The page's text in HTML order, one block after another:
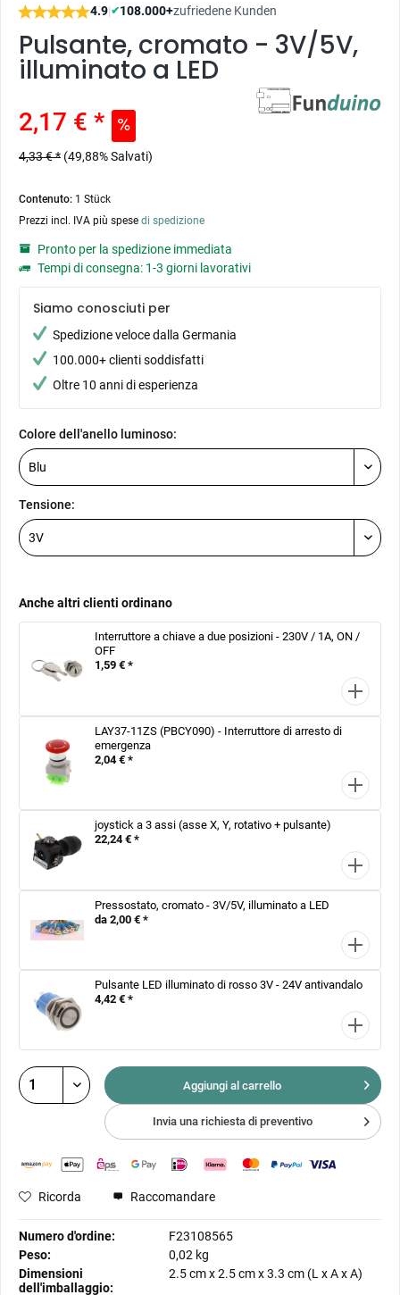
4.9|✔108.000+zufriedene Kunden
Pulsante, cromato - 3V/5V,
illuminato a LED
2,17 € *
4,33 € * (49,88% Salvati)
Contenuto: 1 Stück
Prezzi incl. IVA più spese di spedizione
Pronto per la spedizione immediata
Tempi di consegna: 1-3 giorni lavorativi
Siamo conosciuti per
Spedizione veloce dalla Germania
100.000+ clienti soddisfatti
Oltre 10 anni di esperienza
Colore dell'anello luminoso:
Tensione:
Anche altri clienti ordinano
Interruttore a chiave a due posizioni - 230V / 1A, ON /
OFF
1,59 € *
LAY37-11ZS (PBCY090) - Interruttore di arresto di
emergenza
2,04 € *
joystick a 3 assi (asse X, Y, rotativo + pulsante)
22,24 € *
Pressostato, cromato - 3V/5V, illuminato a LED
da 2,00 € *
Pulsante LED illuminato di rosso 3V - 24V antivandalo
4,42 € *
Aggiungi al carrello
Invia una richiesta di preventivo
Ricorda Raccomandare
Numero d'ordine:
F23108565
Peso:
0,02 kg
Dimensioni
dell'imballaggio:
2.5 cmx2.5 cmx3.3 cm (L x A x A)